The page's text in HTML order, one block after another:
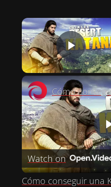
PLAY
Watch on
Cómo conseguir una